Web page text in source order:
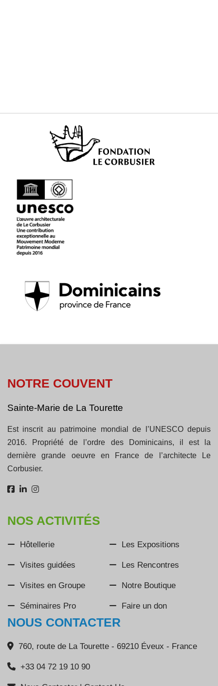
NOTRE COUVENT
Sainte-Marie de La Tourette
Est inscrit au patrimoine mondial de l’UNESCO depuis
2016. Propriété de l’ordre des Dominicains, il est la
dernière grande oeuvre en France de l’architecte Le
Corbusier.
NOS ACTIVITÉS
Hôtellerie
Visites guidées
Visites en Groupe
Séminaires Pro
Les Expositions
Les Rencontres
Notre Boutique
Faire un don
NOUS CONTACTER
760, route de La Tourette - 69210 Éveux - France
+33 04 72 19 10 90